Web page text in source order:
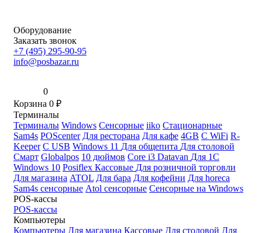
Оборудование
Заказать звонок
+7 (495) 295-90-95
info@posbazar.ru
0
Корзина 0 ₽
Терминалы
Терминалы Windows Сенсорные iiko Стационарные
Sam4s POScenter Для ресторана Для кафе 4GB С WiFi R-
Keeper С USB Windows 11 Для общепита Для столовой
Смарт Globalpos 10 дюймов Core i3 Datavan Для 1С
Windows 10 Posiflex Кассовые Для розничной торговли
Для магазина ATOL Для бара Для кофейни Для horeca
Sam4s сенсорные Atol сенсорные Сенсорные на Windows
POS-кассы
POS-кассы
Компьютеры
Компьютеры Для магазина Кассовые Для столовой Для